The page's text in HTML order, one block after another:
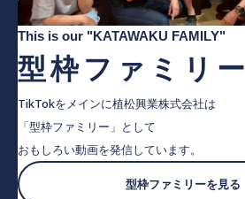
This is our "KATAWAKU FAMILY"
型枠ファミリー
TikTokをメインに植松興業株式会社は
「型枠ファミリー」として
おもしろい動画を発信しています。
型枠ファミリーを見る